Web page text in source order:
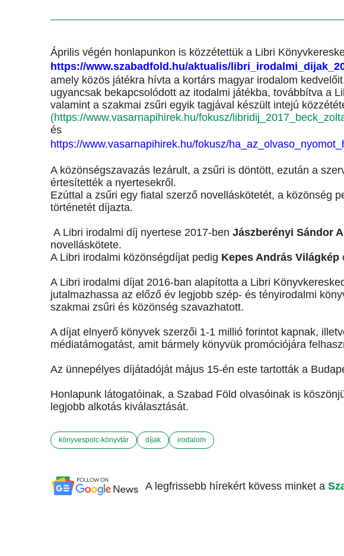
Április végén honlapunkon is közzétettük a Libri
https://www.szabadfold.hu/aktualis/
amely közös játékra hívta a kortárs magyar irodalom
ugyancsak bekapcsolódott az itodalmi játékba, továbbítva a
valamint a szakmai zsűri egyik tagjával készült intejú
(https://www.vasarnapihirek.hu/fokusz/
és
https://www.vasarnapihirek.hu/fokusz/
A közönségszavazás lezárult, a zsűri is döntött, ezután a
értesítették a nyertesekről.
Ezúttal a zsűri egy fiatal szerző novelláskötetét, a közönség
történetét díjazta.
A Libri irodalmi díj nyertese 2017-ben Jászberényi Sándor
novelláskötete.
A Libri irodalmi közönségdíjat pedig Kepes András Világkép
A Libri irodalmi díjat 2016-ban alapította a Libri
jutalmazhassa az előző év legjobb szép- és tényirodalmi
szakmai zsűri és közönség szavazhatott.
A díjat elnyerő könyvek szerzői 1-1 millió forintot kapnak,
médiatámogatást, amit bármely könyvük promóciójára
Az ünnepélyes díjátadóját május 15-én este tartották a
Honlapunk látogatóinak, a Szabad Föld olvasóinak is
legjobb alkotás kiválasztását.
könyvespolc-könyvtár díjak irodalom
A legfrissebb hírekért kövess minket a